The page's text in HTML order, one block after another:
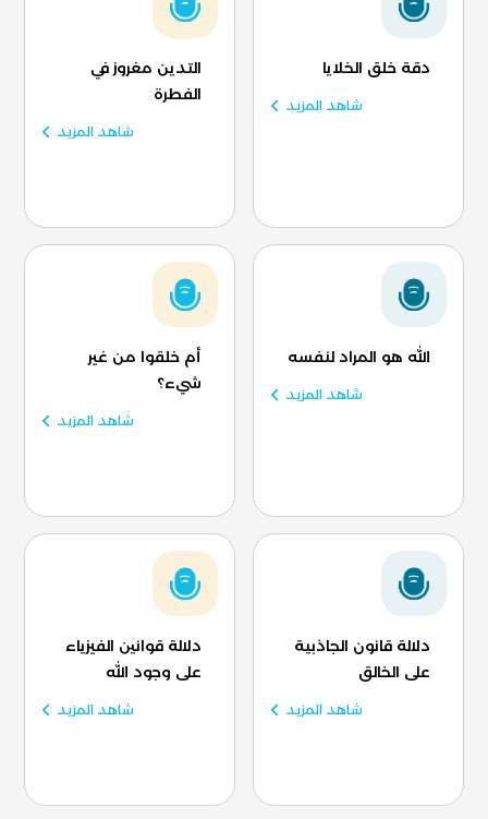
دقة خلق الخلايا
شاهد المزيد
التدين مغروز في
الفطرة
شاهد المزيد
الله هو المراد لنفسه
شاهد المزيد
أم خلقوا من غير
شيء؟
شاهد المزيد
دلالة قانون الجاذبية
على الخالق
شاهد المزيد
دلالة قوانين الفيزياء
على وجود الله
شاهد المزيد